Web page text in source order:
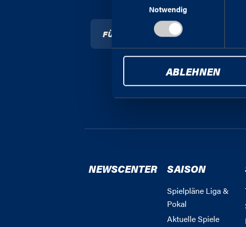
Informationen über
können
Ihr Gerät durch aktives
Erfahren Sie mehr darüber,
Präferenzen imAbschnitt
und Analysen weiter.
Notwendig
ABLEHNEN
FÜR DEN NEWSLETTER ANMELDEN
NEWSCENTER SAISON
Spielpläne Liga &
Pokal
Aktuelle Spiele